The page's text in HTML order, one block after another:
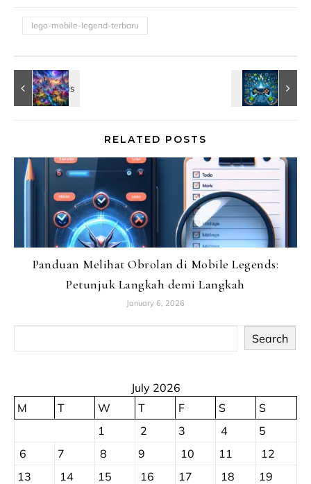
logo-mobile-legend-terbaru
RELATED POSTS
Panduan Melihat Obrolan di Mobile Legends:
Petunjuk Langkah demi Langkah
January 6, 2026
Search
July 2026
M
T W T F S
S
1
2 3 4
5
6
7 8 9 10 11
12
13
14 15 16 17 18
19